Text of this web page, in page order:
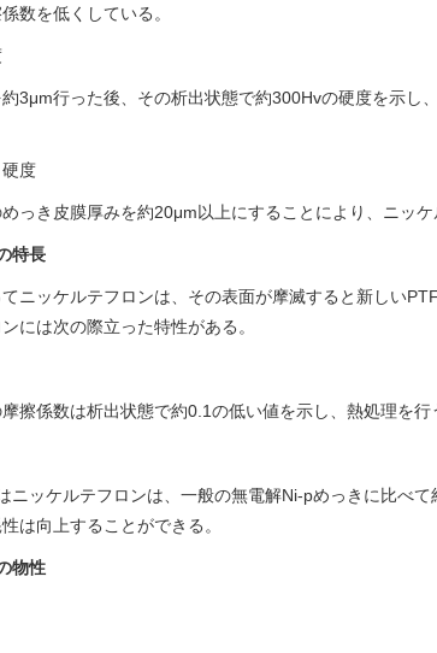
数を低くしている。
3μm行った後、その析出状態で約300Hvの硬度を示
度
っき皮膜厚みを約20μm以上にすることにより、ニッケ
特長
ニッケルテフロンは、その表面が摩滅すると新しい
には次の際立った特性がある。
擦係数は析出状態で約0.1の低い値を示し、熱処理を
ニッケルテフロンは、一般の無電解Ni-pめっきに比べ
は向上することができる。
物性